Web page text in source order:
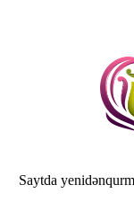
Saytda